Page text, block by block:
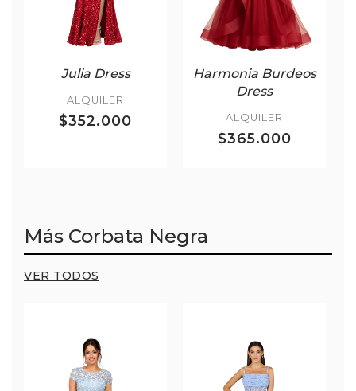
Julia Dress
ALQUILER
$352.000
Harmonia Burdeos
Dress
ALQUILER
$365.000
Más Corbata Negra
VER TODOS